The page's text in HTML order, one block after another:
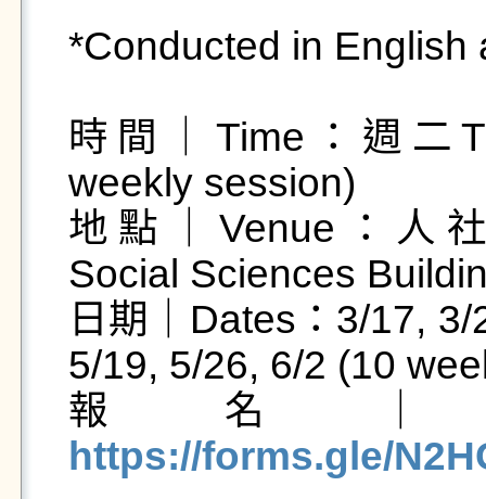
*Conducted in English
時間｜Time：週二
weekly session)
地點｜Venue：人
Social Sciences
日期｜Dates：3/17,
5/19, 5/26, 6/2 (10
https://forms.gle/